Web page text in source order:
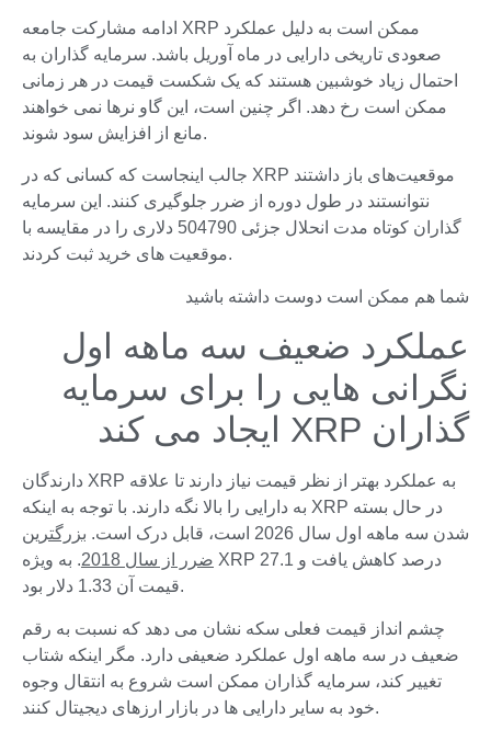
ادامه مشارکت جامعه XRP ممکن است به دلیل عملکرد
صعودی تاریخی دارایی در ماه آوریل باشد. سرمایه گذاران به
احتمال زیاد خوشبین هستند که یک شکست قیمت در هر زمانی
ممکن است رخ دهد. اگر چنین است، این گاو نرها نمی خواهند
مانع از افزایش سود شوند.
جالب اینجاست که کسانی که در XRP موقعیت‌های باز داشتند
نتوانستند در طول دوره از ضرر جلوگیری کنند. این سرمایه
گذاران کوتاه مدت انحلال جزئی 504790 دلاری را در مقایسه با
موقعیت های خرید ثبت کردند.
شما هم ممکن است دوست داشته باشید
عملکرد ضعیف سه ماهه اول
نگرانی هایی را برای سرمایه
گذاران XRP ایجاد می کند
دارندگان XRP به عملکرد بهتر از نظر قیمت نیاز دارند تا علاقه
به دارایی را بالا نگه دارند. با توجه به اینکه XRP در حال بسته
شدن سه ماهه اول سال 2026 است، قابل درک است.
بزرگترین
ضرر از سال 2018
. به ویژه XRP 27.1 درصد کاهش یافت و
قیمت آن 1.33 دلار بود.
چشم انداز قیمت فعلی سکه نشان می دهد که نسبت به رقم
ضعیف در سه ماهه اول عملکرد ضعیفی دارد. مگر اینکه شتاب
تغییر کند، سرمایه گذاران ممکن است شروع به انتقال وجوه
خود به سایر دارایی ها در بازار ارزهای دیجیتال کنند.